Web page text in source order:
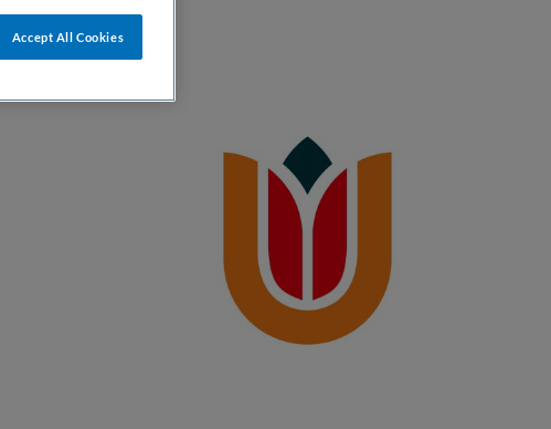
Accept All Cookies